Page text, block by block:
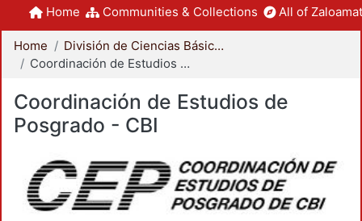
Home Communities & Collections All of
Home
División de Ciencias Básicas e Ingeniería
Coordinación de Estudios de Posgrado - CBI
Coordinación de Estudios de
Posgrado - CBI